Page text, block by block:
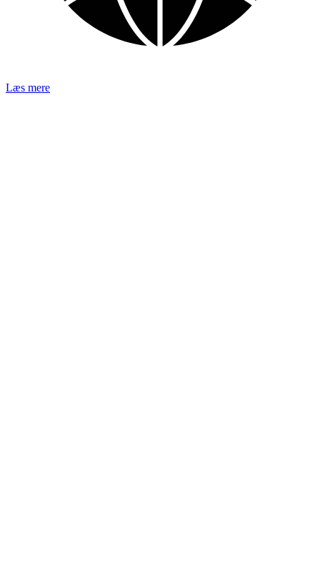
Læs mere